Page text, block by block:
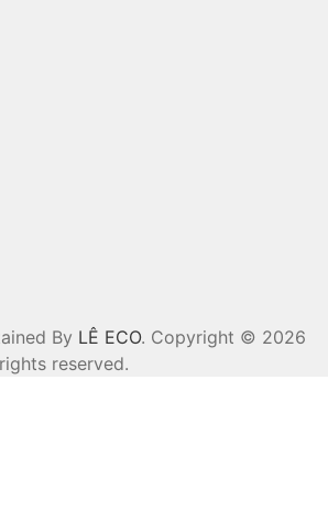
By LÊ ECO. Copyright © 2026
reserved.